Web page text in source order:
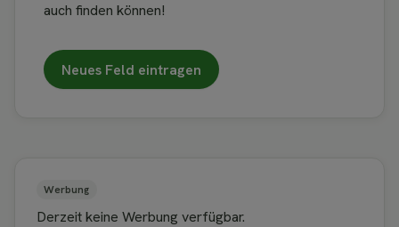
auch finden können!
Neues Feld eintragen
Werbung
Derzeit keine Werbung verfügbar.